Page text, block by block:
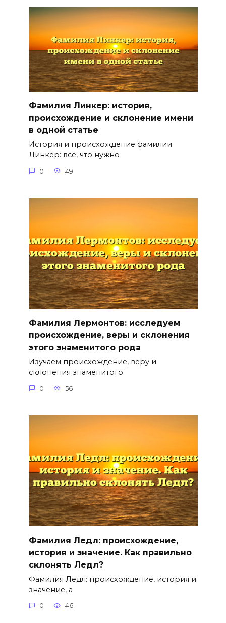
Фамилия Линкер: история,
происхождение и склонение имени
в одной статье
История и происхождение фамилии
Линкер: все, что нужно
0 49
Фамилия Лермонтов: исследуем
происхождение, веры и склонения
этого знаменитого рода
Изучаем происхождение, веру и
склонения знаменитого
0 56
Фамилия Ледл: происхождение,
история и значение. Как правильно
склонять Ледл?
Фамилия Ледл: происхождение, история и
значение, а
0 46